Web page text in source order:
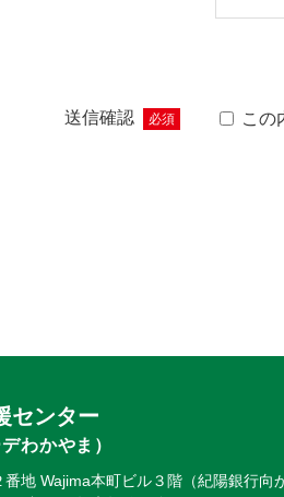
送信確認 必須 この
センター
わかやま）
地 Wajima本町ビル３階（紀陽銀行向